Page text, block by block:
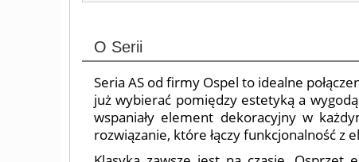
O Serii
Seria AS od firmy Ospel to idealne
już wybierać pomiędzy estetyką a
wspaniały element dekoracyjny w
rozwiązanie, które łączy funkcjonalność z